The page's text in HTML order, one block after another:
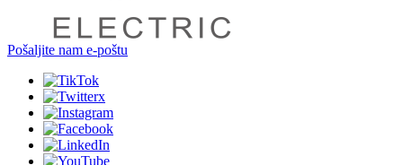
Pošaljite nam e-poštu